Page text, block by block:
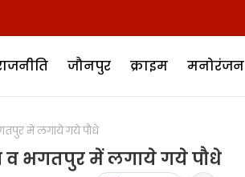
जौनपुर क्राइम मनोरंजन
में लगाये गये पौधे
व भगतपुर में लगाये गये पौधे